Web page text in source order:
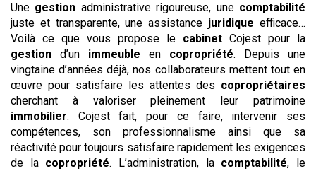
Une gestion administrative rigoureuse, une comptabilité
juste et transparente, une assistance juridique efficace…
Voilà ce que vous propose le cabinet Cojest pour la
gestion d’un immeuble en copropriété. Depuis une
vingtaine d’années déjà, nos collaborateurs mettent tout en
œuvre pour satisfaire les attentes des copropriétaires
cherchant à valoriser pleinement leur patrimoine
immobilier. Cojest fait, pour ce faire, intervenir ses
compétences, son professionnalisme ainsi que sa
réactivité pour toujours satisfaire rapidement les exigences
de la copropriété. L’administration, la comptabilité, le